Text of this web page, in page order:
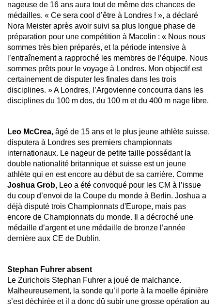
nageuse de 16 ans aura tout de même des chances de
médailles. « Ce sera cool d’être à Londres ! », a déclaré
Nora Meister après avoir suivi sa plus longue phase de
préparation pour une compétition à Macolin : « Nous nous
sommes très bien préparés, et la période intensive à
l’entraînement a rapproché les membres de l’équipe. Nous
sommes prêts pour le voyage à Londres. Mon objectif est
certainement de disputer les finales dans les trois
disciplines. » A Londres, l’Argovienne concourra dans les
disciplines du 100 m dos, du 100 m et du 400 m nage libre.
Leo McCrea, âgé de 15 ans et le plus jeune athlète suisse,
disputera à Londres ses premiers championnats
internationaux. Le nageur de petite taille possédant la
double nationalité britannique et suisse est un jeune
athlète qui en est encore au début de sa carrière. Comme
Joshua Grob, Leo a été convoqué pour les CM à l’issue
du coup d’envoi de la Coupe du monde à Berlin. Joshua a
déjà disputé trois Championnats d'Europe, mais pas
encore de Championnats du monde. Il a décroché une
médaille d’argent et une médaille de bronze l’année
dernière aux CE de Dublin.
Stephan Fuhrer absent
Le Zurichois Stephan Fuhrer a joué de malchance.
Malheureusement, la sonde qu’il porte à la moelle épinière
s’est déchirée et il a donc dû subir une grosse opération au